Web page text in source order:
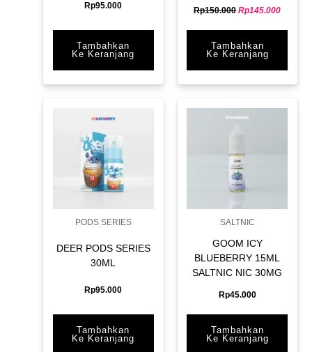
Rp95.000
Tambahkan
Ke Keranjang
Rp150.000 Rp145.000
Tambahkan
Ke Keranjang
PODS SERIES
DEER PODS SERIES
30ML
Rp95.000
Tambahkan
Ke Keranjang
SALTNIC
GOOM ICY
BLUEBERRY 15ML
SALTNIC NIC 30MG
Rp45.000
Tambahkan
Ke Keranjang